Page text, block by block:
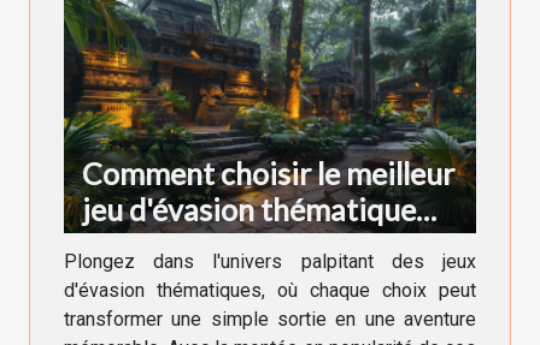
Comment choisir le meilleur
jeu d'évasion thématique
pour votre prochaine
aventure
Plongez dans l'univers palpitant des jeux
d'évasion thématiques, où chaque choix peut
transformer une simple sortie en une aventure